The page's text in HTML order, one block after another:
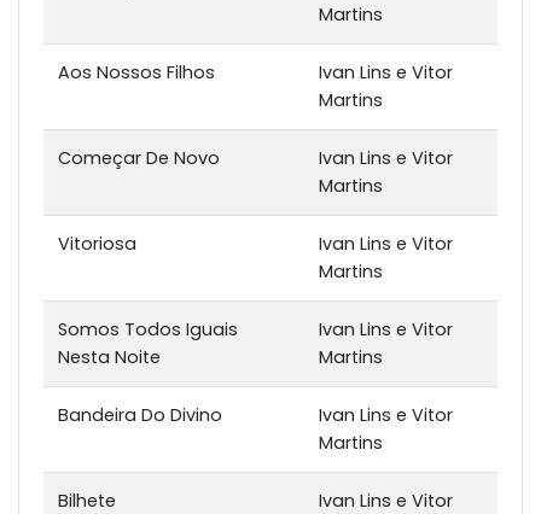
Martins
Aos Nossos Filhos
Ivan Lins e Vitor
Martins
Começar De Novo
Ivan Lins e Vitor
Martins
Vitoriosa
Ivan Lins e Vitor
Martins
Somos Todos Iguais
Nesta Noite
Ivan Lins e Vitor
Martins
Bandeira Do Divino
Ivan Lins e Vitor
Martins
Bilhete
Ivan Lins e Vitor